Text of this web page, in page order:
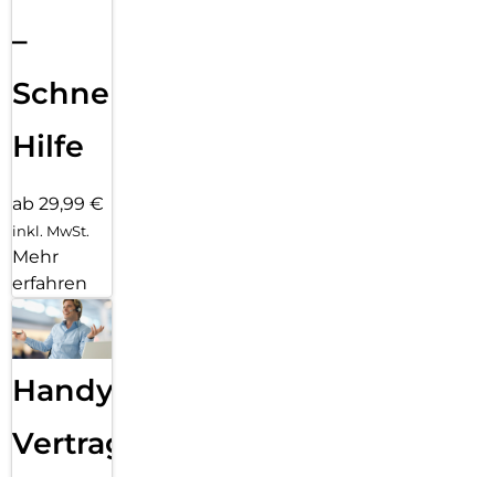
–
Schnelle
Hilfe
ab 29,99 €
inkl. MwSt.
Mehr
erfahren
Handy
Vertragsabwicklung